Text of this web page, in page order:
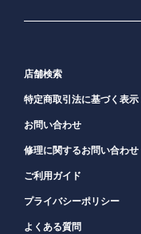
店舗検索
特定商取引法に基づく表示
お問い合わせ
修理に関するお問い合わせ
ご利用ガイド
プライバシーポリシー
よくある質問